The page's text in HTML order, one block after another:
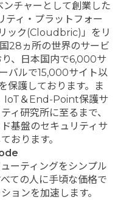
チャーとして創業した
ティ・プラットフォー
ック(Cloudbric)」をリ
28ヵ所の世界のサービ
、日本国内で6,000サ
バルで15,000サイト以
保護しております。ま
IoT＆End-Point保護サ
ィ研究所に至るまで、
基盤のセキュリティサ
おります。
ーティングをシンプル
ての人に手頃な価格で
ョンを加速します。